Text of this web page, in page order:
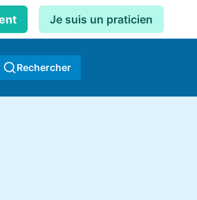
Je suis un praticien
Rechercher